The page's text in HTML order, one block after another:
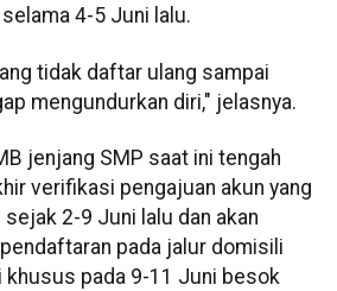
4-5 Juni lalu.
tidak daftar ulang sampai
mengundurkan diri," jelasnya.
jenjang SMP saat ini tengah
verifikasi pengajuan akun yang
2-9 Juni lalu dan akan
pada jalur domisili
pada 9-11 Juni besok